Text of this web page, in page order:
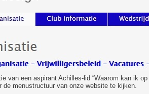
van een aspirant Achilles-lid “Waarom kan ik
de menustructuur van onze website te kijken.